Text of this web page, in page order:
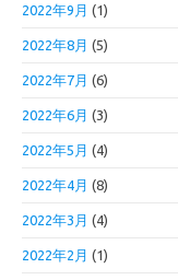
2022年9月 (1)
2022年8月 (5)
2022年7月 (6)
2022年6月 (3)
2022年5月 (4)
2022年4月 (8)
2022年3月 (4)
2022年2月 (1)